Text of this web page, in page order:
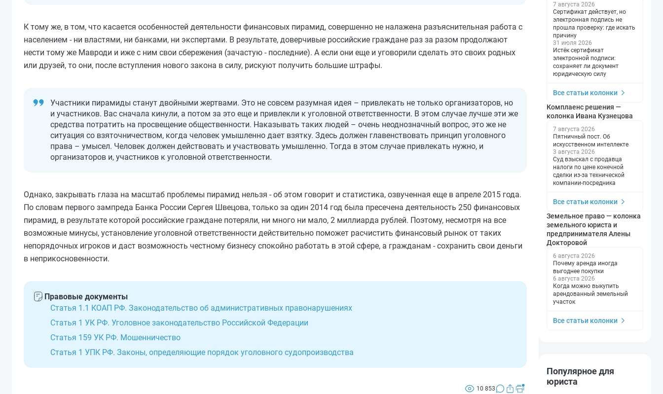
К тому же, в том, что касается особенностей деятельности финансовых пирамид, совершенно не налажена разъяснительная работа с
населением - ни властями, ни банками, ни экспертами. В результате, доверчивые российские граждане раз за разом продолжают
нести тому же Мавроди и иже с ним свои сбережения (зачастую - последние). А если они еще и уговорили сделать это своих родных
или друзей, то они, после вступления нового закона в силу, рискуют получить большие штрафы.
Участники пирамиды станут двойными жертвами. Это не совсем разумная идея – привлекать не только организаторов, но
и участников. Вас сначала кинули, а потом за это еще и привлекли к уголовной ответственности. В этом случае лучше эти же
средства потратить на просвещение общественности. Наказывать таких людей – очень неоднозначный вопрос, это же не
ситуация со взяточничеством, когда человек умышленно дает взятку. Здесь должен главенствовать принцип уголовного
права – умысел. Человек должен действовать и участвовать умышленно. Тогда в этом случае привлекать нужно, и
организаторов и, участников к уголовной ответственности.
Однако, закрывать глаза на масштаб проблемы пирамид нельзя - об этом говорит и статистика, озвученная еще в апреле 2015 года.
По словам первого зампреда Банка России Сергея Швецова, только за один 2014 год была пресечена деятельность 250 финансовых
пирамид, в результате которой российские граждане потеряли, ни много ни мало, 2 миллиарда рублей. Поэтому, несмотря на все
возможные минусы, установление уголовной ответственности действительно поможет расчистить финансовый рынок от таких
непорядочных игроков и даст возможность честному бизнесу спокойно работать в этой сфере, а гражданам - сохранить свои деньги
в неприкосновенности.
Правовые документы
Статья 1.1 КОАП РФ. Законодательство об административных правонарушениях
Статья 1 УК РФ. Уголовное законодательство Российской Федерации
Статья 159 УК РФ. Мошенничество
Статья 1 УПК РФ. Законы, определяющие порядок уголовного судопроизводства
10 853
7 августа 2026
Сертификат действует, но
электронная подпись не
прошла проверку: где искать
причину
31 июля 2026
Истёк сертификат
электронной подписи:
сохраняет ли документ
юридическую силу
Все статьи колонки
Комплаенс решения —
колонка Ивана Кузнецова
7 августа 2026
Пятничный пост. Об
искусственном интеллекте
3 августа 2026
Суд взыскал с продавца
налоги по цене конечной
сделки из-за технической
компании-посредника
Все статьи колонки
Земельное право — колонка
земельного юриста и
предпринимателя Алены
Докторовой
6 августа 2026
Почему аренда иногда
выгоднее покупки
6 августа 2026
Когда можно выкупить
арендованный земельный
участок
Все статьи колонки
Популярное для
юриста